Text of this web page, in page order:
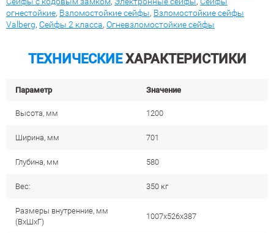
огнестойкие, Взломостойкие сейфы, Взломостойкие сейфы
Valberg, Сейфы 2 класса, Огневзломостойкие сейфы
ТЕХНИЧЕСКИЕХАРАКТЕРИСТИКИ
Параметр Значение
Высота, мм 1200
Ширина, мм 701
Глубина, мм 580
Вес: 350 кг
Размеры внутренние, мм
(ВхШхГ)
1007x526x387